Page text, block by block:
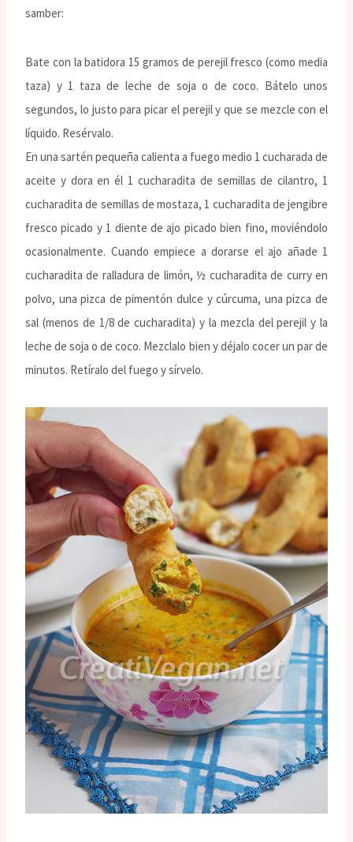
samber:
Bate con la batidora 15 gramos de perejil fresco (como media
taza) y 1 taza de leche de soja o de coco. Bátelo unos
segundos, lo justo para picar el perejil y que se mezcle con el
líquido. Resérvalo.
En una sartén pequeña calienta a fuego medio 1 cucharada de
aceite y dora en él 1 cucharadita de semillas de cilantro, 1
cucharadita de semillas de mostaza, 1 cucharadita de jengibre
fresco picado y 1 diente de ajo picado bien fino, moviéndolo
ocasionalmente. Cuando empiece a dorarse el ajo añade 1
cucharadita de ralladura de limón, ½ cucharadita de curry en
polvo, una pizca de pimentón dulce y cúrcuma, una pizca de
sal (menos de 1/8 de cucharadita) y la mezcla del perejil y la
leche de soja o de coco. Mezclalo bien y déjalo cocer un par de
minutos. Retíralo del fuego y sírvelo.